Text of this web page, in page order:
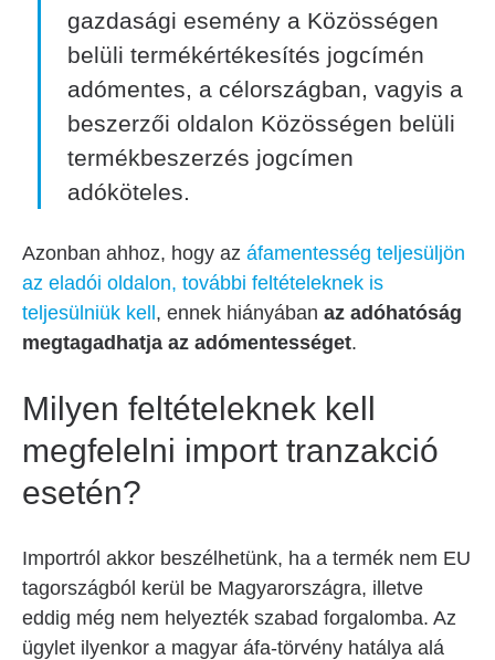
gazdasági esemény a Közösségen
belüli termékértékesítés jogcímén
adómentes, a célországban, vagyis a
beszerzői oldalon Közösségen belüli
termékbeszerzés jogcímen
adóköteles.
Azonban ahhoz, hogy az áfamentesség teljesüljön
az eladói oldalon, további feltételeknek is
teljesülniük kell , ennek hiányában az adóhatóság
megtagadhatja az adómentességet.
Milyen feltételeknek kell
megfelelni import tranzakció
esetén?
Importról akkor beszélhetünk, ha a termék nem EU
tagországból kerül be Magyarországra, illetve
eddig még nem helyezték szabad forgalomba. Az
ügylet ilyenkor a magyar áfa-törvény hatálya alá